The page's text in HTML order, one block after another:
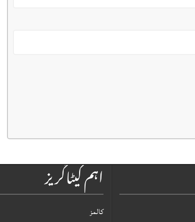
اہم کیٹاگریز
کالمز